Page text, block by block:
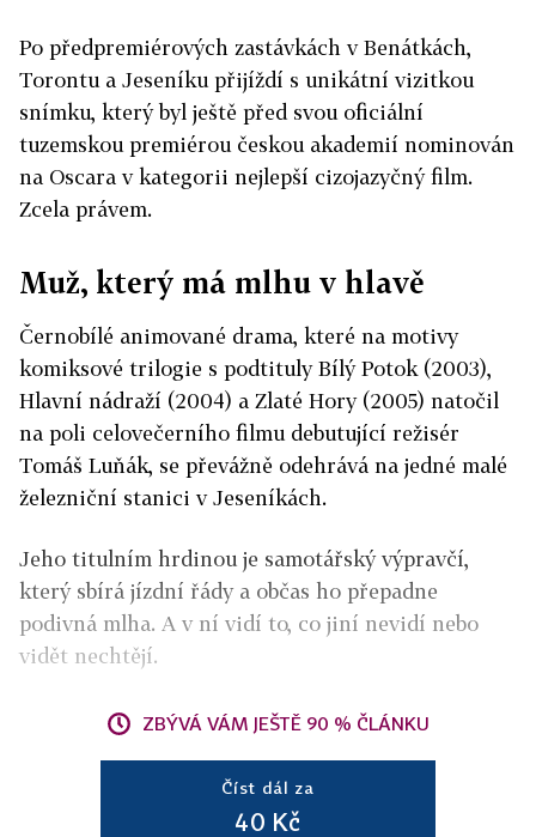
Po předpremiérových zastávkách v Benátkách,
Torontu a Jeseníku přijíždí s unikátní vizitkou
snímku, který byl ještě před svou oficiální
tuzemskou premiérou českou akademií nominován
na Oscara v kategorii nejlepší cizojazyčný film.
Zcela právem.
Muž, který má mlhu v hlavě
Černobílé animované drama, které na motivy
komiksové trilogie s podtituly Bílý Potok (2003),
Hlavní nádraží (2004) a Zlaté Hory (2005) natočil
na poli celovečerního filmu debutující režisér
Tomáš Luňák, se převážně odehrává na jedné malé
železniční stanici v Jeseníkách.
Jeho titulním hrdinou je samotářský výpravčí,
který sbírá jízdní řády a občas ho přepadne
podivná mlha. A v ní vidí to, co jiní nevidí nebo
vidět nechtějí.
ZBÝVÁ VÁM JEŠTĚ 90 % ČLÁNKU
Číst dál za
40 Kč